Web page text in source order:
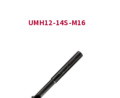
UMH12-14S-M16